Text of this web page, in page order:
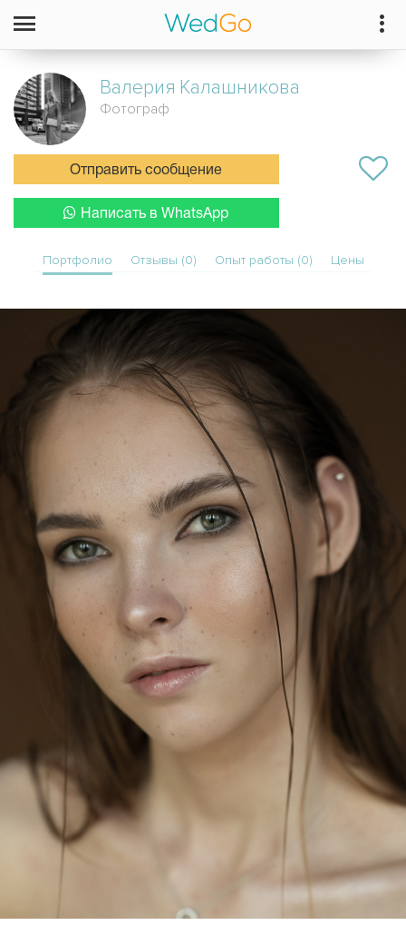
Валерия Калашникова
Фотограф
Отправить сообщение
Написать в WhatsApp
Портфолио Отзывы (0) Опыт работы (0) Цены